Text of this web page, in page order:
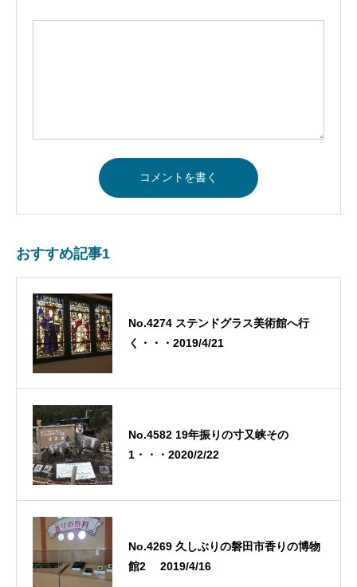
おすすめ記事1
No.4274 ステンドグラス美術館へ行
く・・・2019/4/21
No.4582 19年振りの寸又峡その
1・・・2020/2/22
No.4269 久しぶりの磐田市香りの博物
館2 2019/4/16